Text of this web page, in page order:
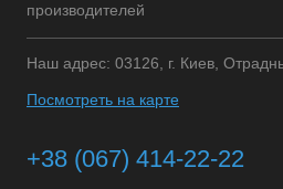
производителей
Наш адрес: 03126, г. Киев,
Посмотреть на карте
+38 (067) 414-22-22